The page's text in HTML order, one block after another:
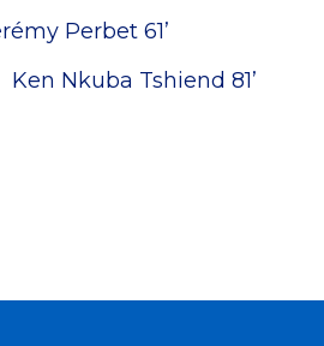
Perbet 61’
Ken Nkuba Tshiend 81’